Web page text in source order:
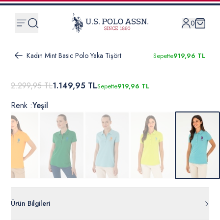
0
Kadın Mint Basic Polo Yaka Tişört Sepette919,96 TL
2.299,95 TL1.149,95 TLSepette919,96 TL
Renk :Yeşil
Ürün Bilgileri